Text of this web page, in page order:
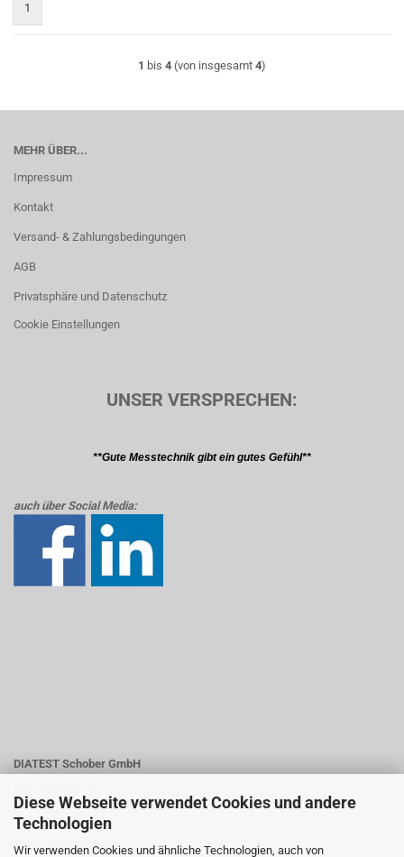
Diese Webseite verwendet Cookies und andere
Technologien
Wir verwenden Cookies und ähnliche Technologien, auch von
1
1 bis 4 (von insgesamt 4)
MEHR ÜBER...
Impressum
Kontakt
Versand- & Zahlungsbedingungen
AGB
Privatsphäre und Datenschutz
Cookie Einstellungen
UNSER VERSPRECHEN:
**Gute Messtechnik gibt ein gutes Gefühl**
auch über Social Media:
DIATEST Schober GmbH
72649 Wolfschlugen